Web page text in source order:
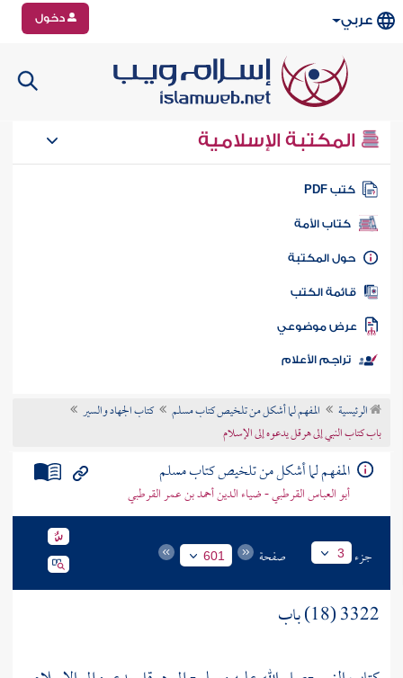
عربي دخول
المكتبة الإسلامية
كتب PDF
كتاب الأمة
المكتبة
الكتب
موضوعي
تراجم الأعلام
الرئيسية المفهم لما أشكل من تلخيص كتاب مسلم
كتاب الجهاد والسير
باب كتاب النبي إلى هرقل يدعوه إلى الإسلام
المفهم لما أشكل من تلخيص كتاب مسلم
أبو العباس القرطبي - ضياء الدين أحمد بن عمر القرطبي
جزء 3 صفحة 601
3322 (18) باب